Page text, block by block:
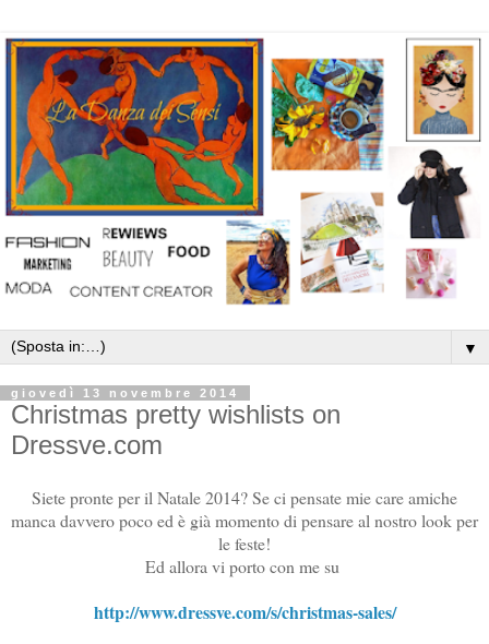
▼
giovedì 13 novembre 2014
Christmas pretty wishlists on
Dressve.com
Siete pronte per il Natale 2014? Se ci pensate mie care amiche
manca davvero poco ed è già momento di pensare al nostro look per
le feste!
Ed allora vi porto con me su
http://www.dressve.com/s/christmas-sales/